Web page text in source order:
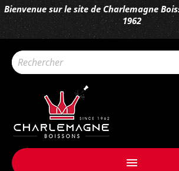
Bienvenue sur le site de Charlemagne
1962
